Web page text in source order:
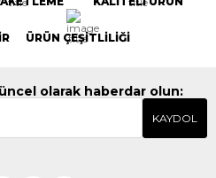
ÜRÜN ÇEŞİTLİLİĞİ
olarak haberdar olun:
KAYDOL